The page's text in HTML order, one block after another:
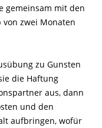
gemeinsam mit den
zwei Monaten
zu Gunsten
die Haftung
aus, dann
und den
aufbringen, wofür